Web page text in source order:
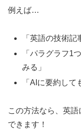
例えば…
「英語の技術記
「パラグラフ1
みる」
「AIに要約して
この方法なら、英
できます！